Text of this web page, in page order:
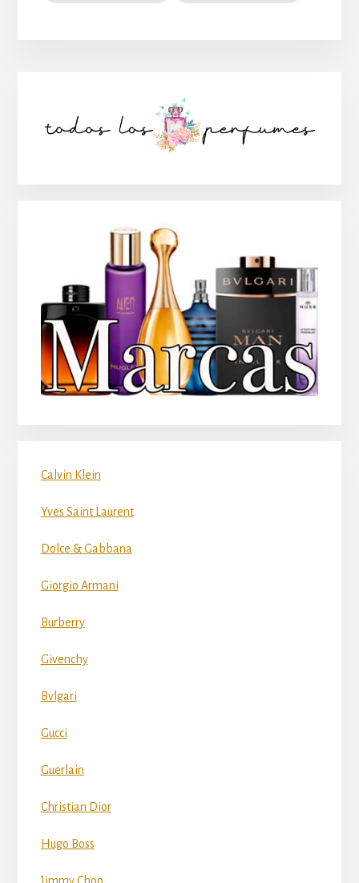
lateral
Calvin Klein
Yves Saint Laurent
Dolce & Gabbana
Giorgio Armani
Burberry
Givenchy
Bvlgari
Gucci
Guerlain
Christian Dior
Hugo Boss
Jimmy Choo